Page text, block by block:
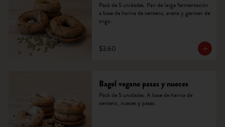
Pack de 5 unidades. Pan de larga fermentación
a base de harina de centeno, avena y germen de
trigo.
$3.60
Bagel vegano pasas y nueces
Pack de 5 unidades. A base de harina de
centeno, nueces y pasas.